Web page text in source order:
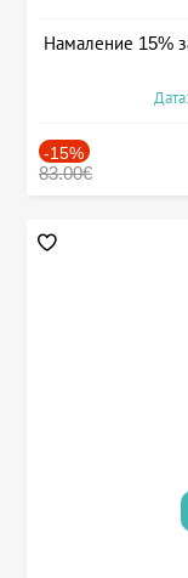
Намаление 15%
-15%
83.00€